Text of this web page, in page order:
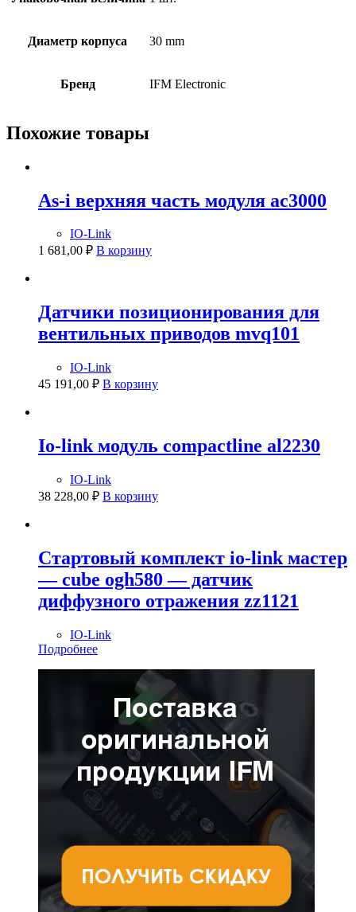
Диаметр корпуса 30 mm
Бренд IFM Electronic
Похожие товары
As-i верхняя часть модуля ac3000
IO-Link
1 681,00 ₽ В корзину
Датчики позиционирования для
вентильных приводов mvq101
IO-Link
45 191,00 ₽ В корзину
Io-link модуль compactline al2230
IO-Link
38 228,00 ₽ В корзину
Стартовый комплект io-link мастер
— cube ogh580 — датчик
диффузного отражения zz1121
IO-Link
Подробнее